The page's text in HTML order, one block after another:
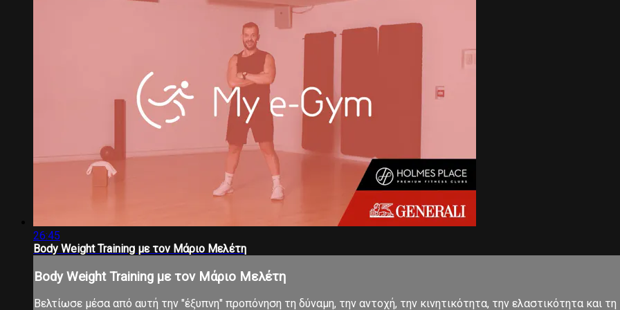
26:45
Body Weight Training με τον Μάριο Μελέτη
Body Weight Training με τον Μάριο Μελέτη
Βελτίωσε μέσα από αυτή την "έξυπνη" προπόνηση τη δύναμη, την αντοχή, την κινητικότητα, την ελαστικότητα και